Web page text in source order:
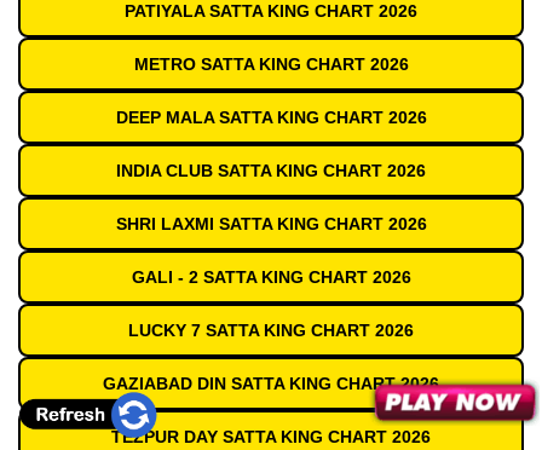
PATIYALA SATTA KING CHART 2026
METRO SATTA KING CHART 2026
DEEP MALA SATTA KING CHART 2026
INDIA CLUB SATTA KING CHART 2026
SHRI LAXMI SATTA KING CHART 2026
GALI - 2 SATTA KING CHART 2026
LUCKY 7 SATTA KING CHART 2026
GAZIABAD DIN SATTA KING CHART 2026
TEZPUR DAY SATTA KING CHART 2026